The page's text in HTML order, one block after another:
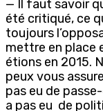
— Il faut savoir
été critiqué, ce
toujours
mettre en place
étions en 2015.
peux vous
pas eu de
a pas eu de